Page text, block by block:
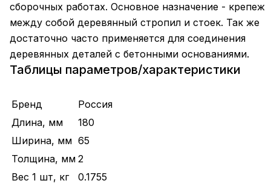
сборочных работах. Основное назначение - крепеж
между собой деревянный стропил и стоек. Так же
достаточно часто применяется для соединения
деревянных деталей с бетонными основаниями.
Таблицы параметров/характеристики
Бренд
Россия
Длина, мм
180
Ширина, мм 65
Толщина, мм 2
Вес 1 шт, кг
0.1755